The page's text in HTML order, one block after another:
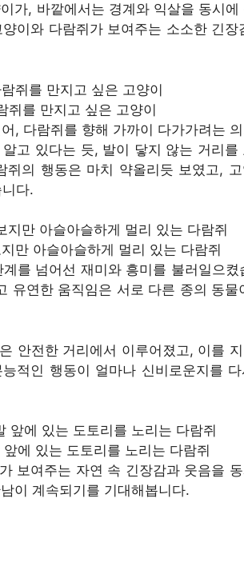
가, 바깥에서는 경계와 익살을 동시에
이와 다람쥐가 보여주는 소소한 긴장
쥐를 만지고 싶은 고양이
, 다람쥐를 향해 가까이 다가가려는
고 있다는 듯, 발이 닿지 않는 거리를
의 행동은 마치 약올리듯 보였고,
다.
만 아슬아슬하게 멀리 있는 다람쥐
를 넘어선 재미와 흥미를 불러일으켰
유연한 움직임은 서로 다른 종의 동물
안전한 거리에서 이루어졌고, 이를
적인 행동이 얼마나 신비로운지를
에 있는 도토리를 노리는 다람쥐
보여주는 자연 속 긴장감과 웃음을
이 계속되기를 기대해봅니다.